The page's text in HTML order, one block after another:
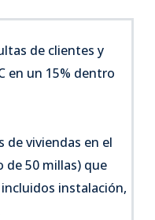
de clientes y
en un 15% dentro
de viviendas en el
de 50 millas) que
instalación,